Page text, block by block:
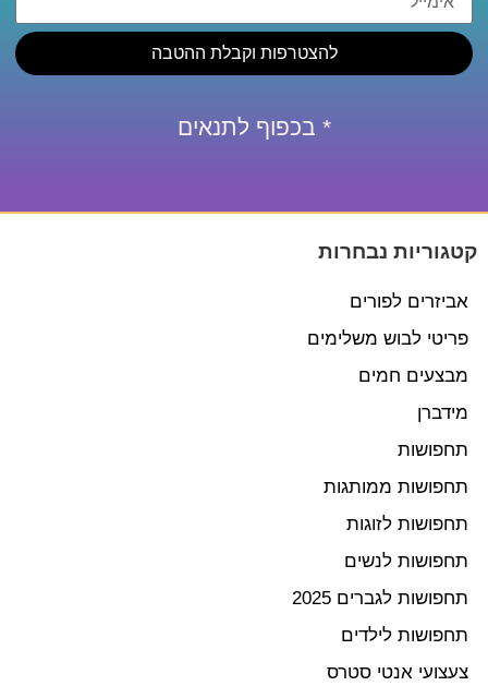
להצטרפות וקבלת ההטבה
* בכפוף לתנאים
קטגוריות נבחרות
אביזרים לפורים
פריטי לבוש משלימים
מבצעים חמים
מידברן
תחפושות
תחפושות ממותגות
תחפושות לזוגות
תחפושות לנשים
תחפושות לגברים 2025
תחפושות לילדים
צעצועי אנטי סטרס